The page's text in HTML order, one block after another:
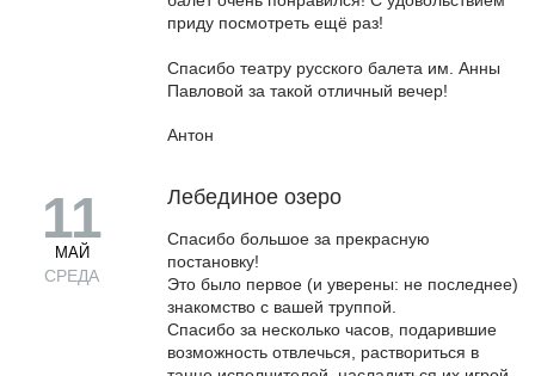
приду посмотреть ещё раз!
Спасибо театру русского балета им. Анны
Павловой за такой отличный вечер!
Антон
11
МАЙ
СРЕДА
Лебединое озеро
Спасибо большое за прекрасную
постановку!
Это было первое (и уверены: не последнее)
знакомство с вашей труппой.
Спасибо за несколько часов, подарившие
возможность отвлечься, раствориться в